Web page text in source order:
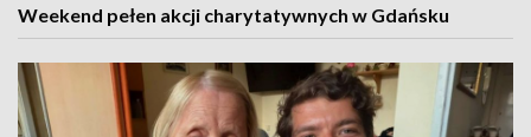
Weekend pełen akcji charytatywnych w Gdańsku